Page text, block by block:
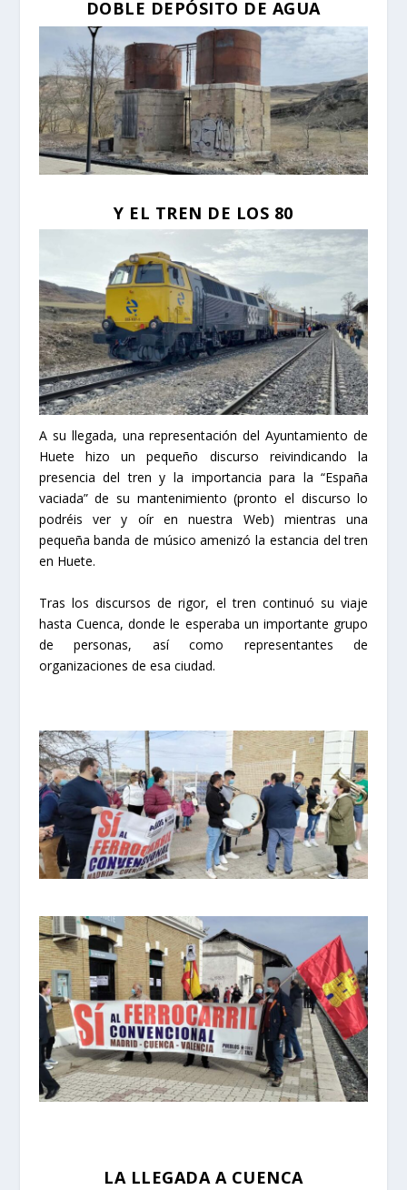
DOBLE DEPÓSITO DE AGUA
Y EL TREN DE LOS 80
A su llegada, una representación del Ayuntamiento de
Huete hizo un pequeño discurso reivindicando la
presencia del tren y la importancia para la “España
vaciada” de su mantenimiento (pronto el discurso lo
podréis ver y oír en nuestra Web) mientras una
pequeña banda de músico amenizó la estancia del tren
en Huete.
Tras los discursos de rigor, el tren continuó su viaje
hasta Cuenca, donde le esperaba un importante grupo
de personas, así como representantes de
organizaciones de esa ciudad.
LA LLEGADA A CUENCA